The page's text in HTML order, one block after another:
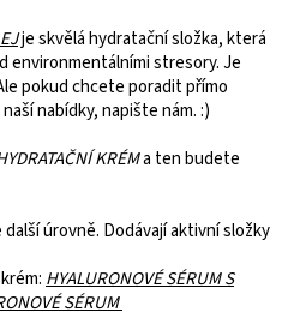
je skvělá hydratační složka, která
environmentálními stresory. Je
pokud chcete poradit přímo
nabídky, napište nám. :)
KRÉMa ten budete
úrovně. Dodávají aktivní složky
HYALURONOVÉ SÉRUM S
SÉRUM